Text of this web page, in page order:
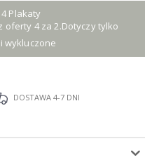
4 Plakaty
oferty 4 za 2.Dotyczy tylko
wykluczone
DOSTAWA 4-7 DNI